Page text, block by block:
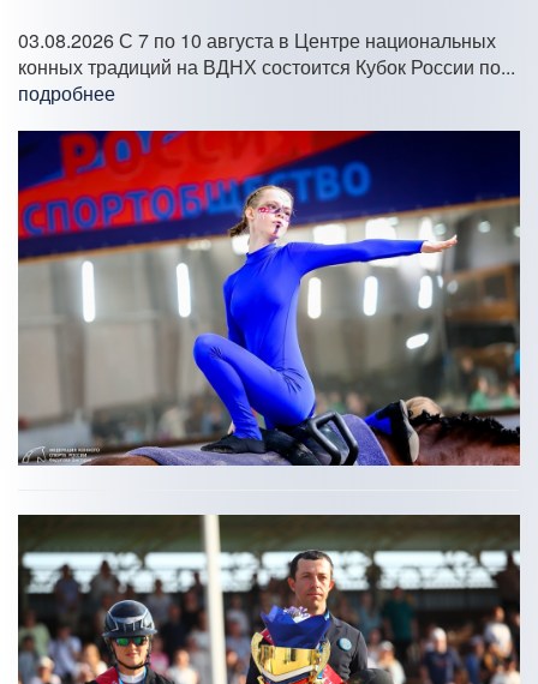
03.08.2026С 7 по 10 августа в Центре национальных
конных традиций на ВДНХ состоится Кубок России по...
подробнее